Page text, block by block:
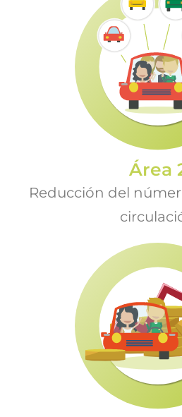
Área
Reducción del